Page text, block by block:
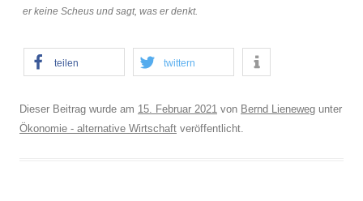
er keine Scheus und sagt, was er denkt.
teilen twittern
Dieser Beitrag wurde am 15. Februar 2021 von Bernd Lieneweg unter
Ökonomie - alternative Wirtschaft veröffentlicht.